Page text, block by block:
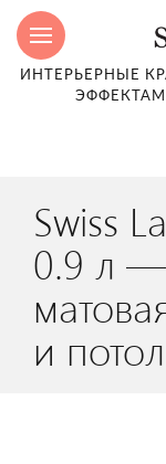
ИНТЕРЬЕРНЫЕ
ЭФФЕКТАМИ
Swiss
0.9 л
и